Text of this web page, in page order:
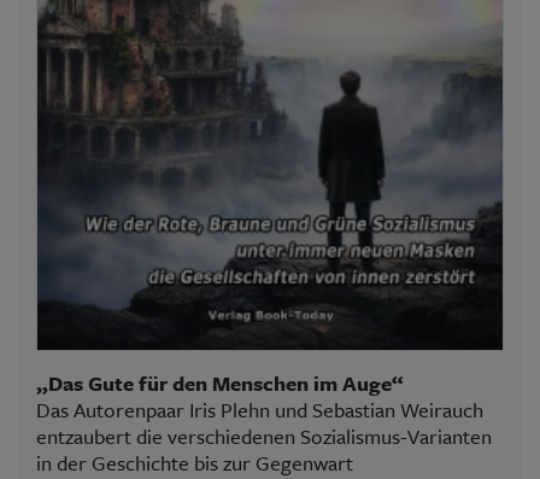
„Das Gute für den Menschen im Auge“
Das Autorenpaar Iris Plehn und Sebastian Weirauch
entzaubert die verschiedenen Sozialismus-Varianten
in der Geschichte bis zur Gegenwart